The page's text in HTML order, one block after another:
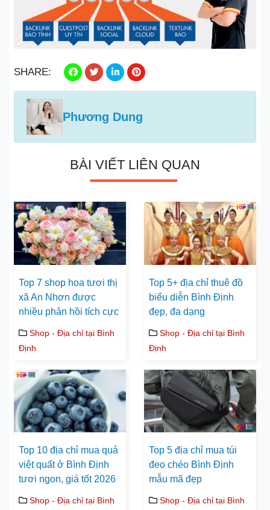
SHARE:
Phương Dung
BÀI VIẾT LIÊN QUAN
Top 7 shop hoa tươi thị
xã An Nhơn được
nhiều phản hồi tích cực
Shop - Địa chỉ tại Bình
Định
Top 5+ địa chỉ thuê đồ
biểu diễn Bình Định
đẹp, đa dạng
Shop - Địa chỉ tại Bình
Định
Top 10 địa chỉ mua quả
việt quất ở Bình Định
tươi ngon, giá tốt 2026
Shop - Địa chỉ tại Bình
Top 5 địa chỉ mua túi
đeo chéo Bình Định
mẫu mã đẹp
Shop - Địa chỉ tại Bình